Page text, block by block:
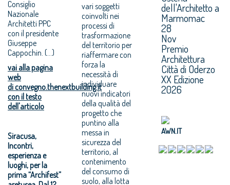
Consiglio
Nazionale
Architetti PPC
con il presidente
Giuseppe
Cappochin. (...)
vai alla pagina
web
di convegno.thenextbuilding.it
con il testo
dell'articolo
Siracusa,
Incontri,
esperienza e
luoghi, per la
prima “Archifest”
vari soggetti
coinvolti nei
processi di
trasformazione
del territorio per
riaffermare con
forza la
necessità di
individuare
nuovi indicatori
della qualità del
progetto che
puntino alla
messa in
sicurezza del
territorio, al
contenimento
del consumo di
suolo, alla lotta
dell'Architetto a
Marmomac
28
Nov
Premio
Architettura
Città di Oderzo
XX Edizione
2026
AWN.IT